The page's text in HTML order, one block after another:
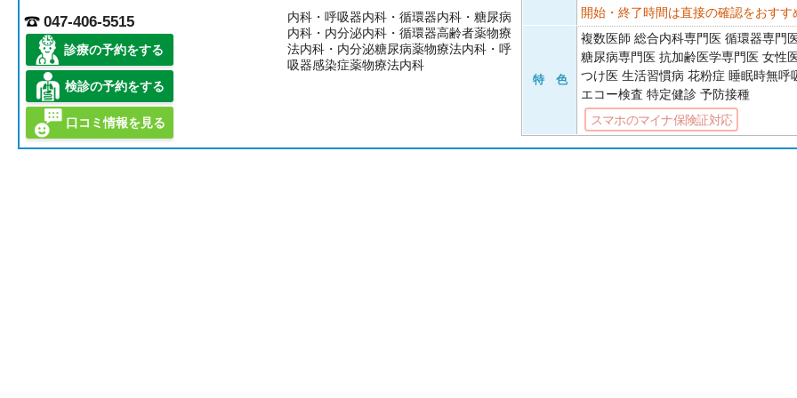
047-406-5515
診療の予約をする
検診の予約をする
口コミ情報を見る
内科・呼吸器内科・循環器内科・糖尿病
内科・内分泌内科・循環器高齢者薬物療
法内科・内分泌糖尿病薬物療法内科・呼
吸器感染症薬物療法内科
開始・終了時間は直接の確認をおすす
特 色
複数医師 総合内科専門医 循環器専門
糖尿病専門医 抗加齢医学専門医 女性
つけ医 生活習慣病 花粉症 睡眠時無呼
エコー検査 特定健診 予防接種
スマホのマイナ保険証対応